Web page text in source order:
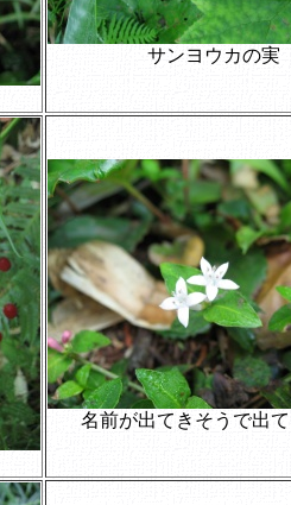
サンヨウカの実
名前が出てきそうで出